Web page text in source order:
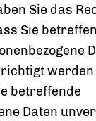
Sie das
Sie
werden
betreffende
Daten